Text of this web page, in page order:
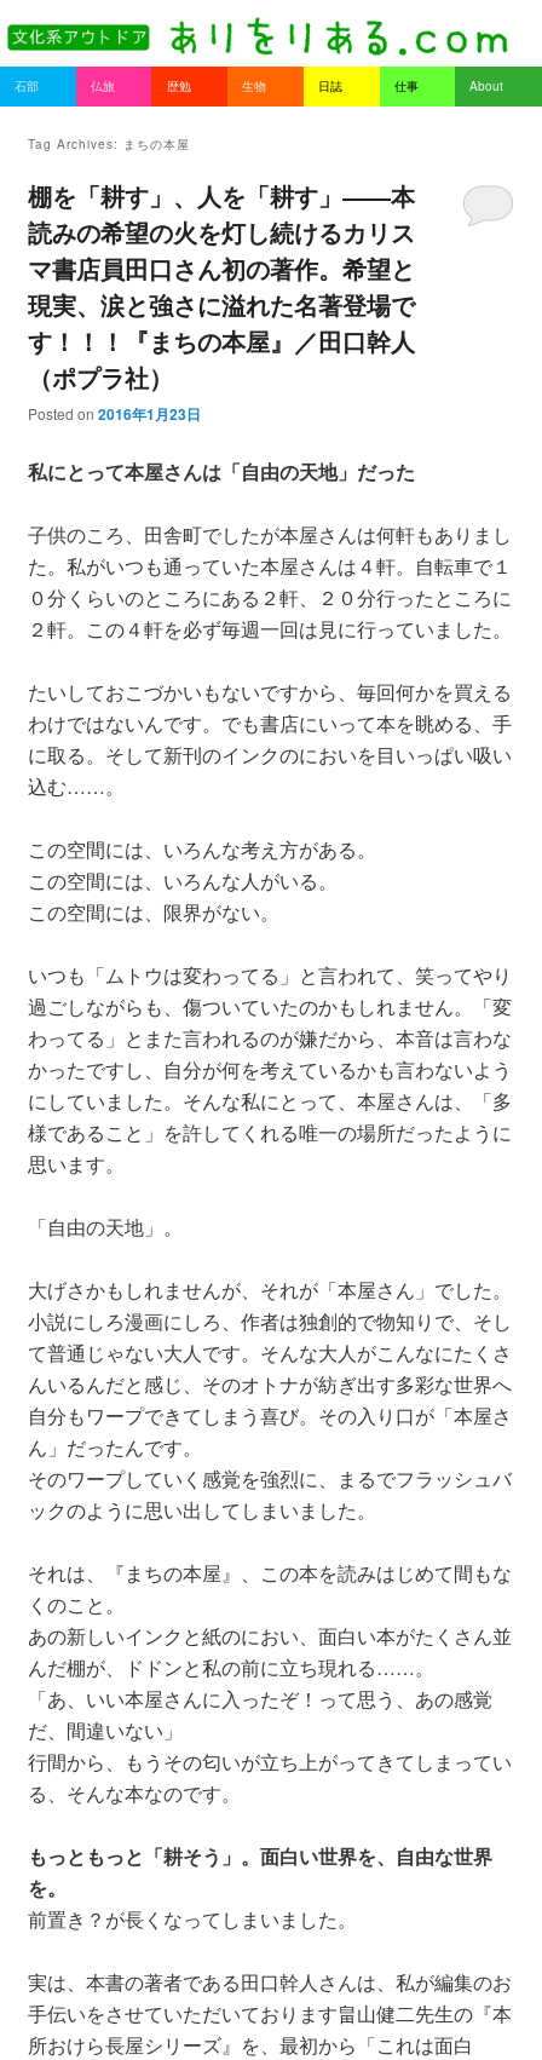
Main menu
Skip to primary content
Skip to secondary content
石部 仏旅 歴勉 生物 日誌 仕事 About
Tag Archives: まちの本屋
棚を「耕す」、人を「耕す」――本
読みの希望の火を灯し続けるカリス
マ書店員田口さん初の著作。希望と
現実、涙と強さに溢れた名著登場で
す！！！『まちの本屋』／田口幹人
（ポプラ社）
Posted on 2016年1月23日
私にとって本屋さんは「自由の天地」だった
子供のころ、田舎町でしたが本屋さんは何軒もありまし
た。私がいつも通っていた本屋さんは４軒。自転車で１
０分くらいのところにある２軒、２０分行ったところに
２軒。この４軒を必ず毎週一回は見に行っていました。
たいしておこづかいもないですから、毎回何かを買える
わけではないんです。でも書店にいって本を眺める、手
に取る。そして新刊のインクのにおいを目いっぱい吸い
込む……。
この空間には、いろんな考え方がある。
この空間には、いろんな人がいる。
この空間には、限界がない。
いつも「ムトウは変わってる」と言われて、笑ってやり
過ごしながらも、傷ついていたのかもしれません。「変
わってる」とまた言われるのが嫌だから、本音は言わな
かったですし、自分が何を考えているかも言わないよう
にしていました。そんな私にとって、本屋さんは、「多
様であること」を許してくれる唯一の場所だったように
思います。
「自由の天地」。
大げさかもしれませんが、それが「本屋さん」でした。
小説にしろ漫画にしろ、作者は独創的で物知りで、そし
て普通じゃない大人です。そんな大人がこんなにたくさ
んいるんだと感じ、そのオトナが紡ぎ出す多彩な世界へ
自分もワープできてしまう喜び。その入り口が「本屋さ
ん」だったんです。
そのワープしていく感覚を強烈に、まるでフラッシュバ
ックのように思い出してしまいました。
それは、『まちの本屋』、この本を読みはじめて間もな
くのこと。
あの新しいインクと紙のにおい、面白い本がたくさん並
んだ棚が、ドドンと私の前に立ち現れる……。
「あ、いい本屋さんに入ったぞ！って思う、あの感覚
だ、間違いない」
行間から、もうその匂いが立ち上がってきてしまってい
る、そんな本なのです。
もっともっと「耕そう」。面白い世界を、自由な世界
を。
前置き？が長くなってしまいました。
実は、本書の著者である田口幹人さんは、私が編集のお
手伝いをさせていただいております畠山健二先生の『本
所おけら長屋シリーズ』を、最初から「これは面白